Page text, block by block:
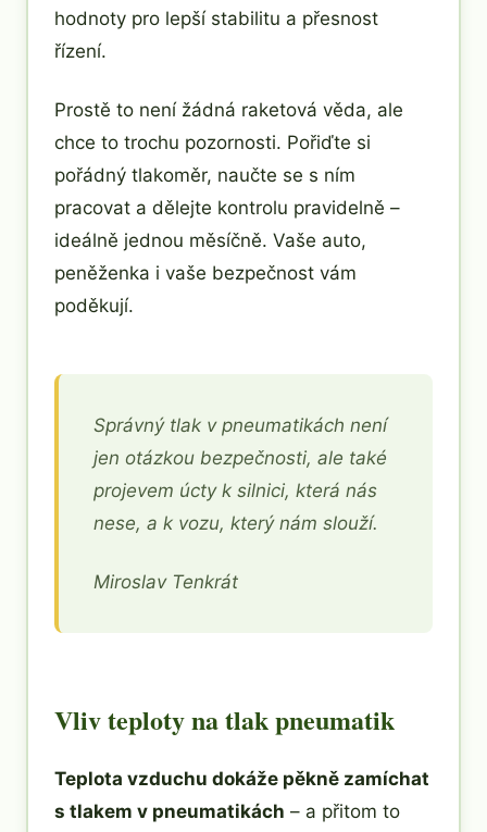
hodnoty pro lepší stabilitu a přesnost
řízení.
Prostě to není žádná raketová věda, ale
chce to trochu pozornosti. Pořiďte si
pořádný tlakoměr, naučte se s ním
pracovat a dělejte kontrolu pravidelně –
ideálně jednou měsíčně. Vaše auto,
peněženka i vaše bezpečnost vám
poděkují.
Správný tlak v pneumatikách není
jen otázkou bezpečnosti, ale také
projevem úcty k silnici, která nás
nese, a k vozu, který nám slouží.
Miroslav Tenkrát
Vliv teploty na tlak pneumatik
Teplota vzduchu dokáže pěkně zamíchat
s tlakem v pneumatikách – a přitom to